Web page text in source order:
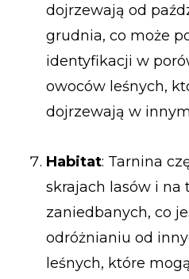
dojrzewają od
grudnia, co może
identyfikacji w
owoców leśnych,
dojrzewają w
Habitat: Tarnina
skrajach lasów i na
zaniedbanych, co
odróżnianiu od
leśnych, które